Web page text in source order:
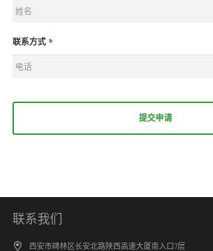
联系方式 *
联系我们
西安市碑林区长安北路陕西高速大厦南入口7层